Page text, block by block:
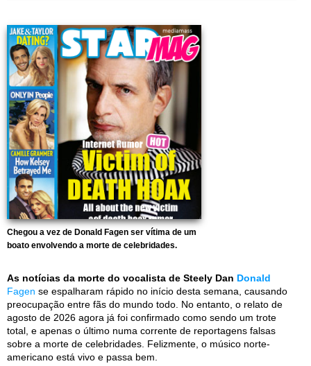
Chegou a vez de Donald Fagen ser vítima de um
boato envolvendo a morte de celebridades.
As notícias da morte do vocalista de Steely Dan Donald
Fagen se espalharam rápido no início desta semana, causando
preocupação entre fãs do mundo todo. No entanto, o relato de
agosto de 2026 agora já foi confirmado como sendo um trote
total, e apenas o último numa corrente de reportagens falsas
sobre a morte de celebridades. Felizmente, o músico norte-
americano está vivo e passa bem.